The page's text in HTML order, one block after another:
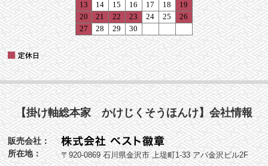
【掛け軸総本家 かけじくそうほんけ】会社情報
販売会社：
所在地：
〒920-0869 石川県金沢市 上堤町1-33 アパ金沢ビル2F